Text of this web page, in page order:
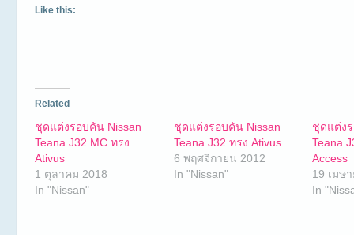
Like this:
Related
ชุดแต่งรอบคัน Nissan
Teana J32 MC ทรง
Ativus
1 ตุลาคม 2018
In "Nissan"
ชุดแต่งรอบคัน Nissan
Teana J32 ทรง Ativus
6 พฤศจิกายน 2012
In "Nissan"
ชุดแต่ง
Teana
Access
19 เมษ
In